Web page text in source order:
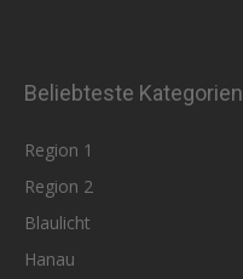
Beliebteste Kategorien
Region 1
Region 2
Blaulicht
Hanau